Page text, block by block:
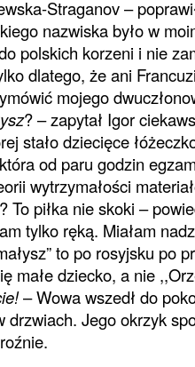
Straganov –
nazwiska było w
polskich korzeni i nie
dlatego, że ani
mojego
? – zapytał Igor
stało dziecięce
od paru godzin
wytrzymałości
To piłka nie skoki –
tylko ręką. Miałam
to po rosyjsku po
małe dziecko, a nie
– Wowa wszedł do
drzwiach. Jego okrzyk